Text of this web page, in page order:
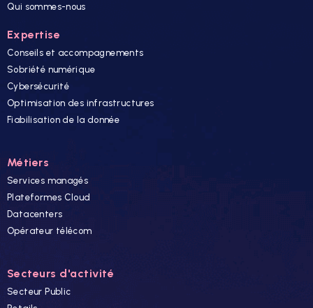
Qui sommes-nous
Expertise
Conseils et accompagnements
Sobriété numérique
Cybersécurité
Optimisation des infrastructures
Fiabilisation de la donnée
Métiers
Services managés
Plateformes Cloud
Datacenters
Opérateur télécom
Secteurs d'activité
Secteur Public